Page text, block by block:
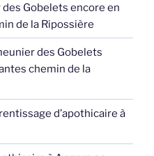
Gobelets encore en
de la Ripossière
des Gobelets
chemin de la
d’apothicaire à